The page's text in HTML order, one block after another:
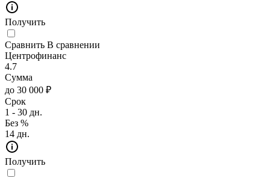
Получить
Сравнить В сравнении
Центрофинанс
4.7
Сумма
до 30 000 ₽
Срок
1 - 30 дн.
Без %
14 дн.
Получить